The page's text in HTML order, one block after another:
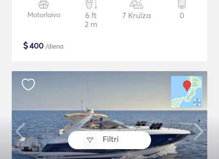
Filtri
Motorlaiva
6 ft
2 m
7 Kruīza 0
$400 /diena